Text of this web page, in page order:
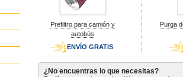
Prefiltro para camión y
autobús
ENVÍO GRATIS
Purga
¿No encuentras lo que necesitas?